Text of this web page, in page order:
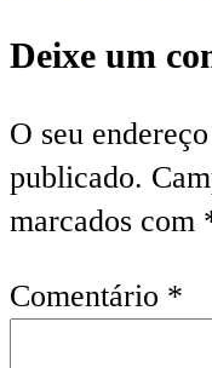
Deixe um
O seu
publicado.
marcados com
Comentário *